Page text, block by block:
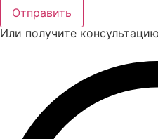
Отправить
Или получите